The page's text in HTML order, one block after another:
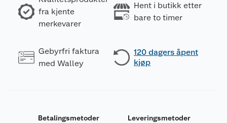
fra kjente
merkevarer
Hent i butikk etter
bare to timer
Gebyrfri faktura
med Walley
120 dagers åpent
kjøp
Betalingsmetoder Leveringsmetoder